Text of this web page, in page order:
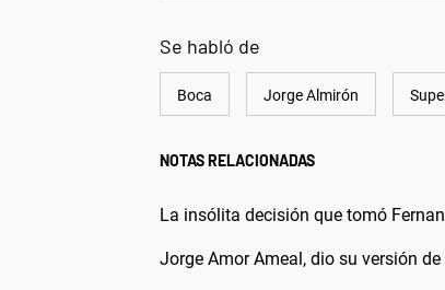
Se habló de
Boca Jorge Almirón
NOTAS RELACIONADAS
La insólita decisión que tomó
Jorge Amor Ameal, dio su versión